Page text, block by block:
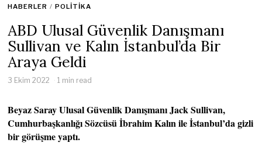
HABERLER / POLITIKA
ABD Ulusal Güvenlik Danışmanı
Sullivan ve Kalın İstanbul’da Bir
Araya Geldi
3 Ekim 2022 1 min read
Beyaz Saray Ulusal Güvenlik Danışmanı Jack Sullivan,
Cumhurbaşkanlığı Sözcüsü İbrahim Kalın ile İstanbul’da gizli
bir görüşme yaptı.